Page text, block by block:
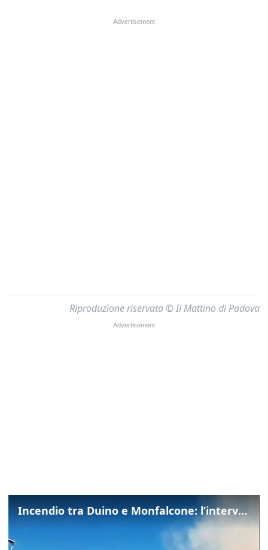
Riproduzione riservata © Il Mattino di Padova
Incendio tra Duino e Monfalcone: l’intervento dei vigili del fuoco